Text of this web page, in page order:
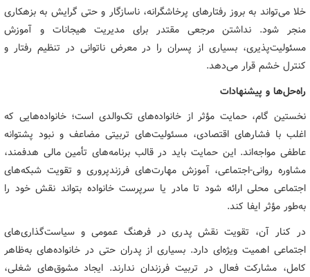
خلا می‌تواند به بروز رفتارهای پرخاشگرانه، ناسازگار و حتی گرایش به بزهکاری
منجر شود. نداشتن مرجعی مقتدر برای مدیریت هیجانات و آموزش
مسئولیت‌پذیری، بسیاری از پسران را در معرض ناتوانی در تنظیم رفتار و
کنترل خشم قرار می‌دهد.
راه‌حل‌ها و پیشنهادات
نخستین گام، حمایت مؤثر از خانواده‌های تک‌والدی است؛ خانواده‌هایی که
اغلب با فشارهای اقتصادی، مسئولیت‌های تربیتی مضاعف و نبود پشتوانه
عاطفی مواجه‌اند. این حمایت باید در قالب برنامه‌های تأمین مالی هدفمند،
مشاوره روانی-اجتماعی، آموزش مهارت‌های فرزندپروری و تقویت شبکه‌های
اجتماعی محلی ارائه شود تا مادر یا سرپرست خانواده بتواند نقش خود را
به‌طور مؤثر ایفا کند.
در کنار آن، تقویت نقش پدری در فرهنگ عمومی و سیاست‌گذاری‌های
اجتماعی اهمیت ویژه‌ای دارد. بسیاری از پدران حتی در خانواده‌های به‌ظاهر
کامل، مشارکت فعال در تربیت فرزندان ندارند. ایجاد مشوق‌های شغلی،